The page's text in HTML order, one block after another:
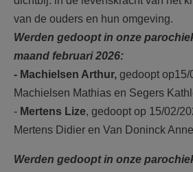
van de ouders en hun omgeving.
Werden gedoopt in onze
maand februari 2026:
- Machielsen Arthur, gedoopt op15/
Machielsen Mathias en Segers
- Mertens Lize, gedoopt op 15/02/
Mertens Didier en Van Doninck
Werden gedoopt in onze